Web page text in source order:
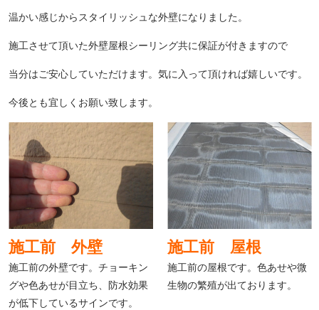
温かい感じからスタイリッシュな外壁になりました。
施工させて頂いた外壁屋根シーリング共に保証が付きますので
当分はご安心していただけます。気に入って頂ければ嬉しいです。
今後とも宜しくお願い致します。
施工前 外壁
施工前の外壁です。チョーキン
グや色あせが目立ち、防水効果
が低下しているサインです。
施工前 屋根
施工前の屋根です。色あせや微
生物の繁殖が出ております。